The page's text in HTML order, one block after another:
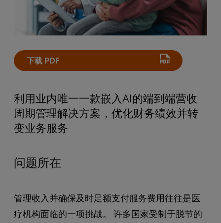
下载 PDF
利用业内唯一一款嵌入AI的端到端营收
周期管理解决方案，优化财务绩效并转
变业务服务
问题所在
管理收入并确保及时足额支付服务费用往往是医
疗机构面临的一项挑战。 许多国家受制于脱节的